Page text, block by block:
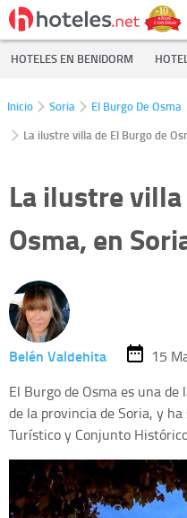
HOTELES EN BENIDORM
Inicio Soria
El Burgo De Osma
La ilustre villa de El Burgo de
La ilustre
Osma, en
Belén Valdehita
15
El Burgo de Osma es una
de la provincia de Soria, y
Turístico y Conjunto